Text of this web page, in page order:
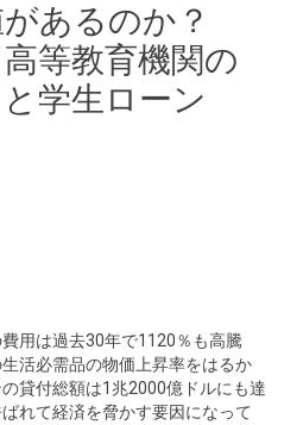
があるのか？
等教育機関の
学生ローン
用は過去30年で1120％も高騰
活必需品の物価上昇率をはるか
貸付総額は1兆2000億ドルにも達
れて経済を脅かす要因になって